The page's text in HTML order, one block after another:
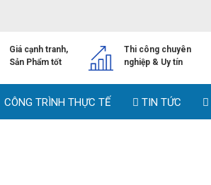
Giá cạnh tranh,
Sản Phẩm tốt
Thi công chuyên
nghiệp & Uy tín
CÔNG TRÌNH THỰC TẾ TIN TỨC